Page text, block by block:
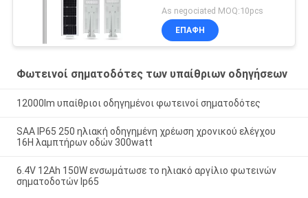
MPPT 5250lm
As negociated MOQ:10pcs
ΕΠΑΦΉ
Φωτεινοί σηματοδότες των υπαίθριων οδηγήσεων
12000lm υπαίθριοι οδηγημένοι φωτεινοί σηματοδότες
SAA IP65 250 ηλιακή οδηγημένη χρέωση χρονικού ελέγχου
16H λαμπτήρων οδών 300watt
6.4V 12Ah 150W ενσωμάτωσε το ηλιακό αργίλιο φωτεινών
σηματοδοτών Ip65